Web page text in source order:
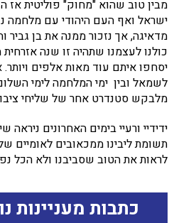
ישראל ואף העם היהודי עם מלחמה
מדאיגה, אך נזכור ממנה את בן גביר
יסחפו איתם עוד מאות אלפים ויותר.
לשמאל ובין ימי המלחמה לימי
מלבקש סטנדרט אחר של שליחי
ידידיי ורעיי בימים האחרונים
תשומת ליבינו ממכאובים לאומיים
לראות את הטוב שסביבנו ולא הכל
כתבות מעניינות